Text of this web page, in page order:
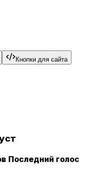
Кнопки для сайта
Последний голос